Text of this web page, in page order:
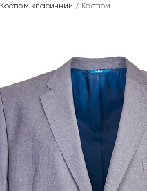
Костюм класичний / Костюм